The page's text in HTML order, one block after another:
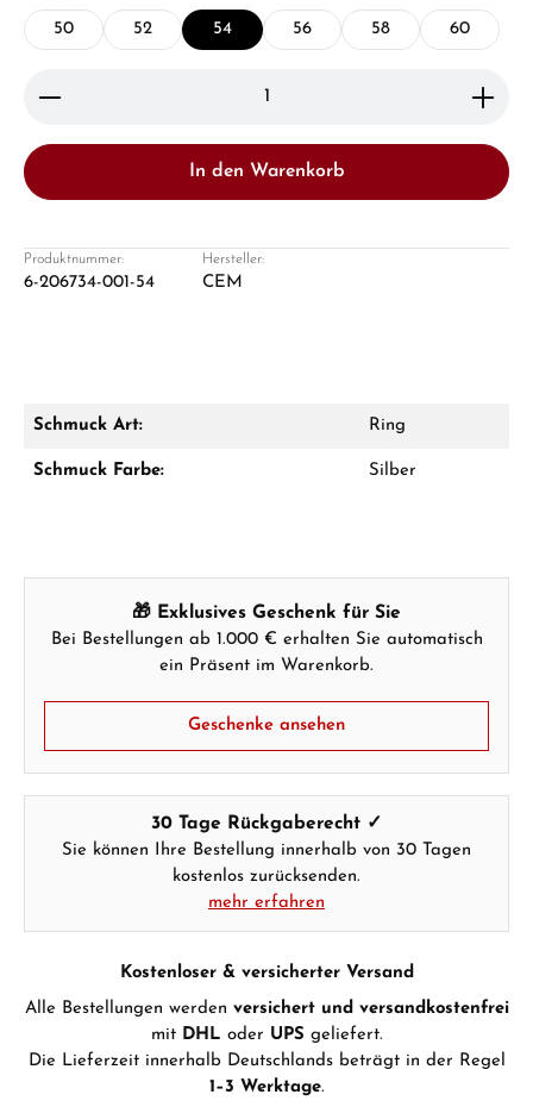
Fragen? Wir beraten Sie persönlich:
Hersteller- & Produktsicherheit
50 52 54 56 58 60
Produkt Anzahl: Gib den gewünschten Wert ein
In den Warenkorb
Produktnummer:
6-206734-001-54
Hersteller:
CEM
Schmuck Art: Ring
Schmuck Farbe: Silber
🎁 Exklusives Geschenk für Sie
Bei Bestellungen ab 1.000 € erhalten Sie automatisch
ein Präsent im Warenkorb.
Geschenke ansehen
30 Tage Rückgaberecht ✓
Sie können Ihre Bestellung innerhalb von 30 Tagen
kostenlos zurücksenden.
mehr erfahren
Kostenloser & versicherter Versand
Alle Bestellungen werden versichert und versandkostenfrei
mit DHL oder UPS geliefert.
Die Lieferzeit innerhalb Deutschlands beträgt in der Regel
1–3 Werktage.